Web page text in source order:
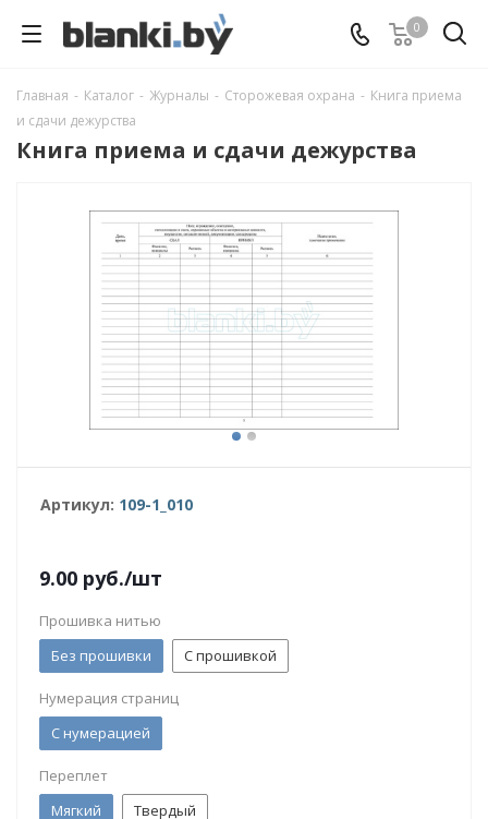
0
Главная - Каталог - Журналы - Сторожевая охрана - Книга приема
и сдачи дежурства
Книга приема и сдачи дежурства
Артикул: 109-1_010
9.00 руб./шт
Прошивка нитью
Без прошивки
С прошивкой
Нумерация страниц
С нумерацией
Переплет
Мягкий
Твердый